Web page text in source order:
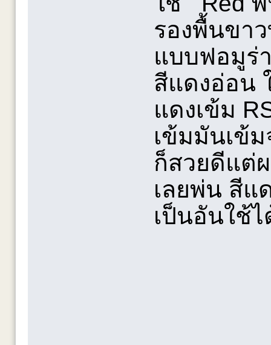
รองพื้นขา
แบบฟอมูร่
สีแดงอ่อน
แดงเข้ม
เข้มมันเข้
ก็สวยดีแต่
เลยพ่น สีแ
เป็นอันใช้ไ